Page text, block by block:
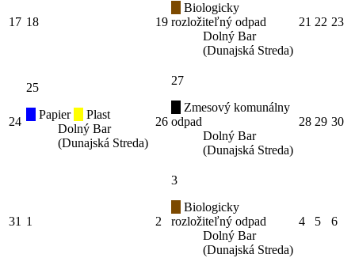
17 18 19
Biologicky
rozložiteľný odpad
Dolný Bar
(Dunajská Streda)
21 22 23
24
25
Papier
Plast
Dolný Bar
(Dunajská Streda)
26
27
Zmesový komunálny
odpad
Dolný Bar
(Dunajská Streda)
28 29 30
31 1 2
3
Biologicky
rozložiteľný odpad
Dolný Bar
(Dunajská Streda)
4 5 6